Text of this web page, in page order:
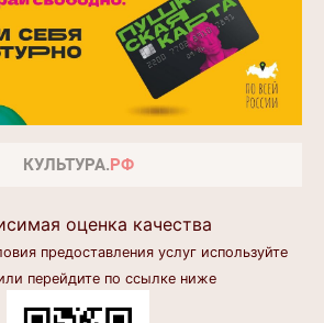
оценка качества
предоставления услуг используйте
перейдите по ссылке ниже